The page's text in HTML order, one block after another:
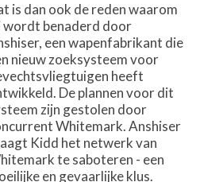
is dan ook de reden waarom
wordt benaderd door
een wapenfabrikant die
nieuw zoeksysteem voor
heeft
De plannen voor dit
zijn gestolen door
Whitemark. Anshiser
Kidd het netwerk van
te saboteren - een
en gevaarlijke klus.